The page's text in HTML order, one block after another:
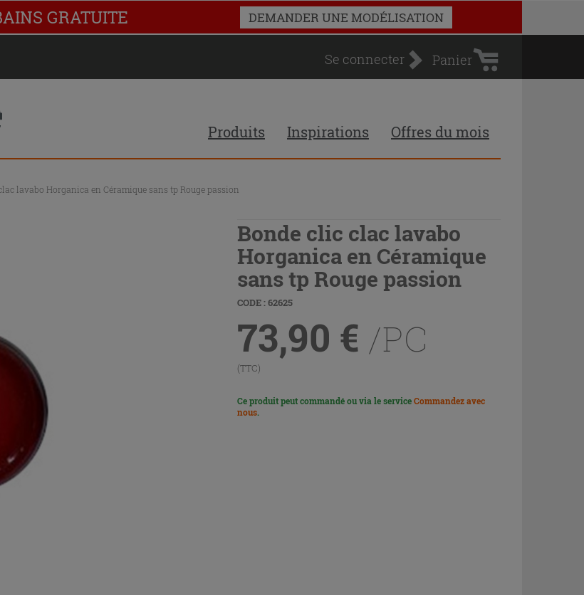
GRATUITE DEMANDER UNE MODÉLISATION
Se connecter
Panier
d'achat
Panier
Produits Inspirations Offres du mois
lavabo Horganica en Céramique sans tp Rouge passion
Bonde clic clac lavabo
Horganica en Céramique
sans tp Rouge passion
CODE : 62625
73,90 € /PC
(TTC)
Ce produit peut commandé ou via le serviceCommandez avec
nous.